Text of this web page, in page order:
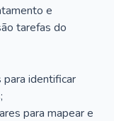
e
tarefas do
para identificar
para mapear e